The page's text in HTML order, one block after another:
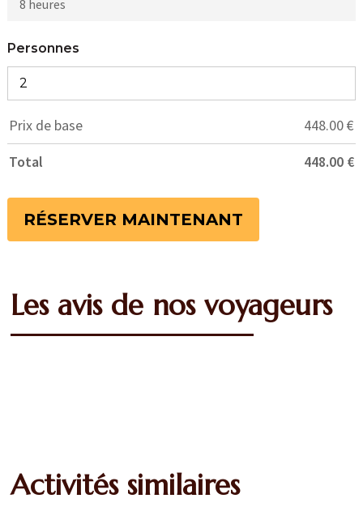
8 heures
Personnes
Prix de base 448.00€
Total
448.00 €
RÉSERVER MAINTENANT
Les avis de nos voyageurs
Activités similaires